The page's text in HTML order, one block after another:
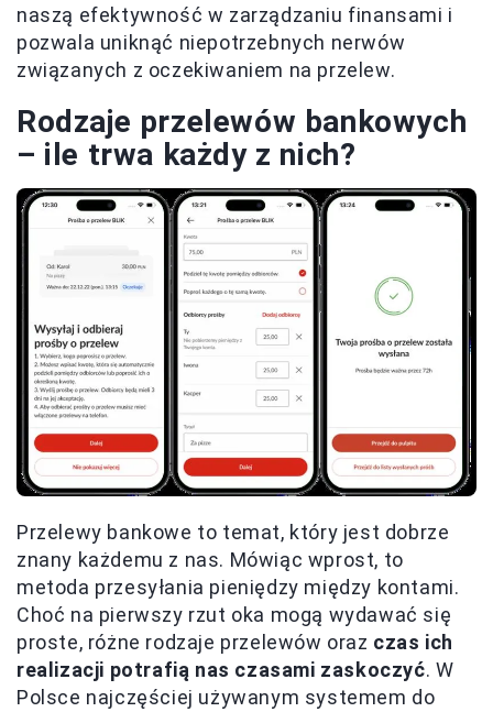
naszą efektywność w zarządzaniu finansami i
pozwala uniknąć niepotrzebnych nerwów
związanych z oczekiwaniem na przelew.
Rodzaje przelewów bankowych
– ile trwa każdy z nich?
Przelewy bankowe to temat, który jest dobrze
znany każdemu z nas. Mówiąc wprost, to
metoda przesyłania pieniędzy między kontami.
Choć na pierwszy rzut oka mogą wydawać się
proste, różne rodzaje przelewów oraz czas ich
realizacji potrafią nas czasami zaskoczyć. W
Polsce najczęściej używanym systemem do